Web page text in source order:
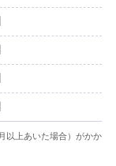
以上あいた場合）がかか